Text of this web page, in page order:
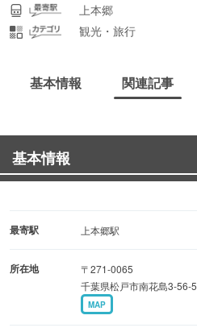
上本郷
観光・旅行
基本情報 関連記事
基本情報
最寄駅 上本郷駅
所在地
〒271-0065
千葉県松戸市南花島3-56-5
MAP